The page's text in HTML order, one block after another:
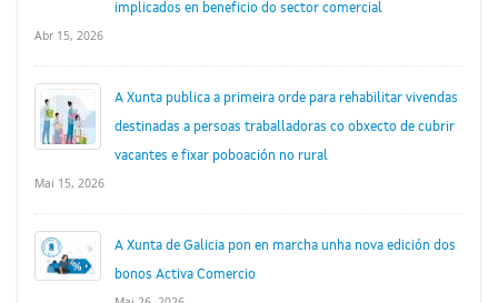
implicados en beneficio do sector comercial
Abr 15, 2026
A Xunta publica a primeira orde para rehabilitar vivendas
destinadas a persoas traballadoras co obxecto de cubrir
vacantes e fixar poboación no rural
Mai 15, 2026
A Xunta de Galicia pon en marcha unha nova edición dos
bonos Activa Comercio